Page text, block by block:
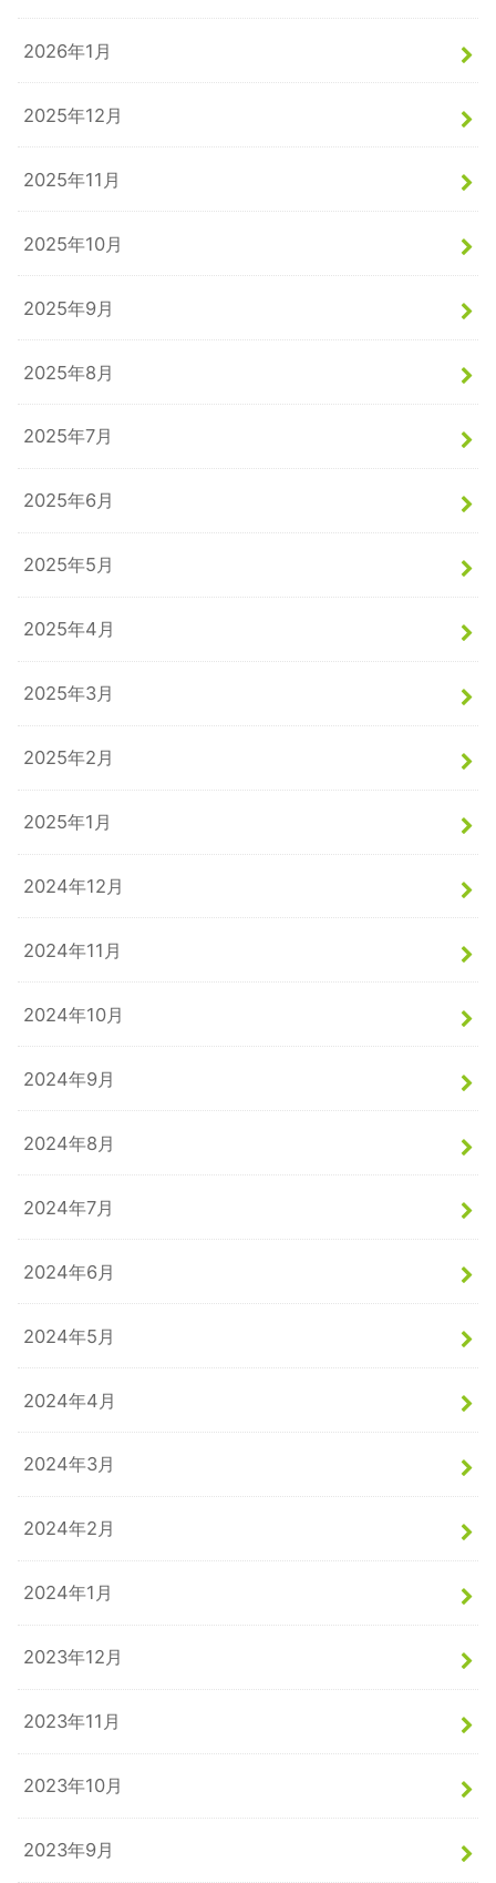
2026年1月
2025年12月
2025年11月
2025年10月
2025年9月
2025年8月
2025年7月
2025年6月
2025年5月
2025年4月
2025年3月
2025年2月
2025年1月
2024年12月
2024年11月
2024年10月
2024年9月
2024年8月
2024年7月
2024年6月
2024年5月
2024年4月
2024年3月
2024年2月
2024年1月
2023年12月
2023年11月
2023年10月
2023年9月